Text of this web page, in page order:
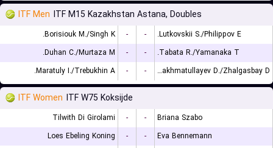
ITF Men ITF M15 Kazakhstan Astana, Doubles
Borisiouk M./Singh K. - -
Lutkovskii S./Philippov E.
Duhan C./Murtaza M.
- -
Tabata R./Yamanaka T.
Maratuly I./Trebukhin A.
- - Rakhmatullayev D./Zhalgasbay D.
ITF Women ITF W75 Koksijde
Tilwith Di Girolami - -
Briana Szabo
Loes Ebeling Koning
- -
Eva Bennemann